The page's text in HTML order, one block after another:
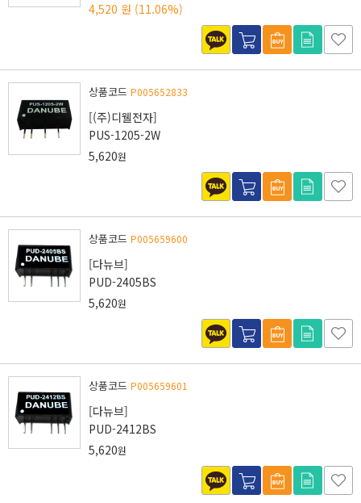
4,520 원 (11.06%)
상품코드 P005652833
[(주)디웰전자]
PUS-1205-2W
5,620원
상품코드 P005659600
[다뉴브]
PUD-2405BS
5,620원
상품코드 P005659601
[다뉴브]
PUD-2412BS
5,620원